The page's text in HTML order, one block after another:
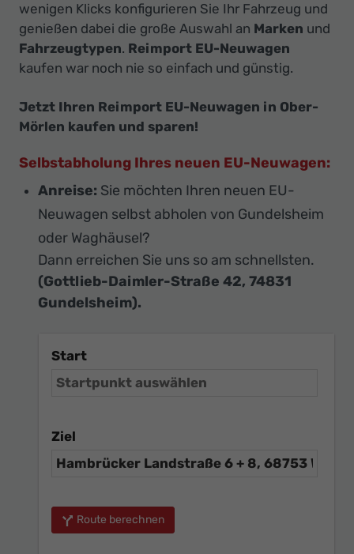
wenigen Klicks konfigurieren Sie Ihr Fahrzeug und
genießen dabei die große Auswahl an Marken und
Fahrzeugtypen. Reimport EU-Neuwagen
kaufen war noch nie so einfach und günstig.
Jetzt Ihren Reimport EU-Neuwagen in Ober-
Mörlen kaufen und sparen!
Selbstabholung Ihres neuen EU-Neuwagen:
Anreise: Sie möchten Ihren neuen EU-
Neuwagen selbst abholen von Gundelsheim
oder Waghäusel?
Dann erreichen Sie uns so am schnellsten.
(Gottlieb-Daimler-Straße 42, 74831
Gundelsheim).
Start
Ziel
Route berechnen